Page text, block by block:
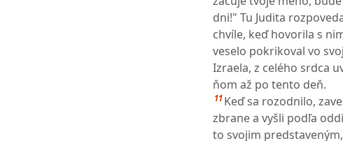
dni!" Tu Judita
chvíle, keď hovorila s
veselo pokrikoval vo
Izraela, z celého srdca
ňom až po tento deň.
11 Keď sa rozodnilo,
zbrane a vyšli podľa
to svojim